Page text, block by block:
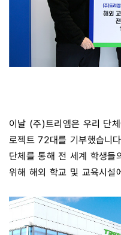
(사진제
이날 (주)트리엠은 우리 단
로젝트 72대를 기부했습니
단체를 통해 전 세계 학생들
위해 해외 학교 및 교육시설